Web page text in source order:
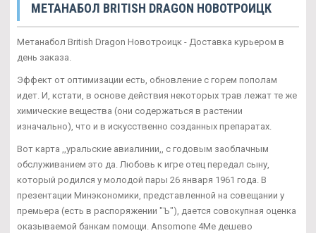
МЕТАНАБОЛ BRITISH DRAGON НОВОТРОИЦК
Метанабол British Dragon Новотроицк - Доставка курьером в
день заказа.
Эффект от оптимизации есть, обновление с горем пополам
идет. И, кстати, в основе действия некоторых трав лежат те же
химические вещества (они содержаться в растении
изначально), что и в искусственно созданных препаратах.
Вот карта ,,уральские авиалинии,, с годовым заоблачным
обслуживанием это да. Любовь к игре отец передал сыну,
который родился у молодой пары 26 января 1961 года. В
презентации Минэкономики, представленной на совещании у
премьера (есть в распоряжении "Ъ"), дается совокупная оценка
оказываемой банкам помощи. Ansomone 4Me дешево